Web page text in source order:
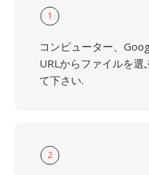
1
コンピューター、
URLからファイルを選
て下さい.
2